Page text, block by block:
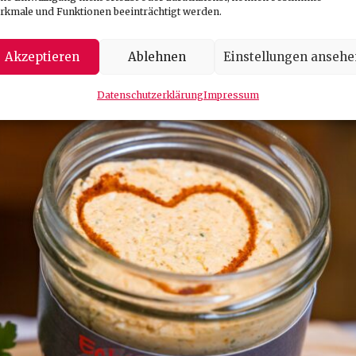
und Funktionen beeinträchtigt werden.
Akzeptieren Ablehnen Einstellungen
DatenschutzerklärungImpressum